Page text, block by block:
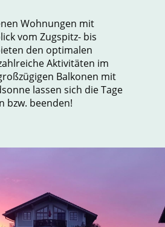
Wohnungen mit
vom Zugspitz- bis
den optimalen
Aktivitäten im
Balkonen mit
lassen sich die Tage
bzw. beenden!